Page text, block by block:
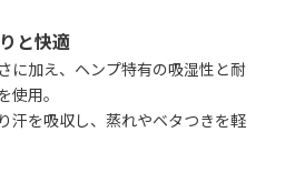
と快適
に加え、ヘンプ特有の吸湿性と耐
使用。
汗を吸収し、蒸れやベタつきを軽